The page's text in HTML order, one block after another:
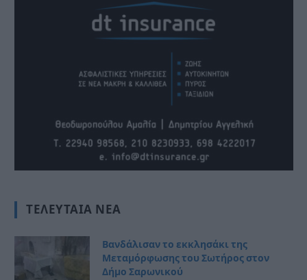
ΤΕΛΕΥΤΑΊΑ ΝΈΑ
Βανδάλισαν το εκκλησάκι της
Μεταμόρφωσης του Σωτήρος στον
Δήμο Σαρωνικού